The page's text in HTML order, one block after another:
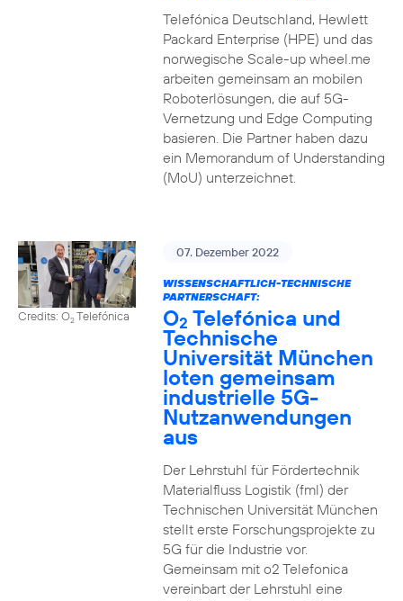
Telefónica Deutschland, Hewlett
Packard Enterprise (HPE) und das
norwegische Scale-up wheel.me
arbeiten gemeinsam an mobilen
Roboterlösungen, die auf 5G-
Vernetzung und Edge Computing
basieren. Die Partner haben dazu
ein Memorandum of Understanding
(MoU) unterzeichnet.
Credits: O2Telefónica
07. Dezember 2022
WISSENSCHAFTLICH-TECHNISCHE
PARTNERSCHAFT:
O2 Telefónica und
Technische
Universität München
loten gemeinsam
industrielle 5G-
Nutzanwendungen
aus
Der Lehrstuhl für Fördertechnik
Materialfluss Logistik (fml) der
Technischen Universität München
stellt erste Forschungsprojekte zu
5G für die Industrie vor.
Gemeinsam mit o2 Telefonica
vereinbart der Lehrstuhl eine